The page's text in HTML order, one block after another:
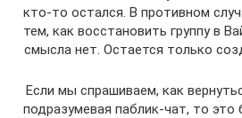
кто-то остался. В противном
тем, как восстановить группу в
смысла нет. Остается только
Если мы спрашиваем, как
подразумевая паблик-чат, то